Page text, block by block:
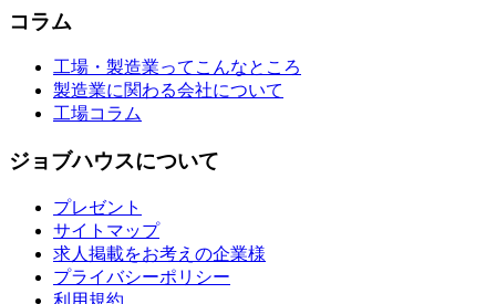
コラム
工場・製造業ってこんなところ
製造業に関わる会社について
工場コラム
ジョブハウスについて
プレゼント
サイトマップ
求人掲載をお考えの企業様
プライバシーポリシー
利用規約